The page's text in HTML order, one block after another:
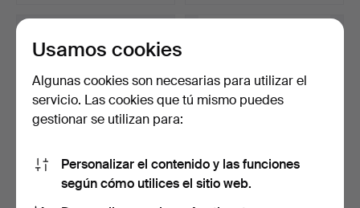
GUCCI, zapatos, un par,
TRAJE
Usamos cookies
Algunas cookies son necesarias para utilizar el
servicio. Las cookies que tú mismo puedes
gestionar se utilizan para:
Personalizar el contenido y las funciones
según cómo utilices el sitio web.